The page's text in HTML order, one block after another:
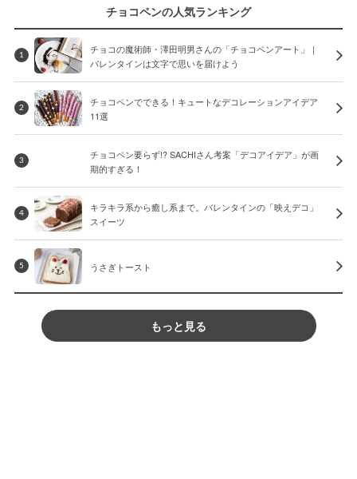
チョコペンの人気ランキング
1
チョコの魔術師・澤田明男さんの「チョコペンアート」｜
バレンタインは文字で思いを届けよう
2
チョコペンでできる！キュートなデコレーションアイデア
11選
3
チョコペン要らず!? SACHIさん考案「デコアイデア」が画
期的すぎる！
4
キラキラ系から癒し系まで。バレンタインの「映えデコ」
スイーツ
5 うさぎトースト
もっと見る